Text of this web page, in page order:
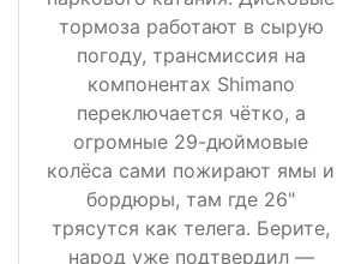
тормоза работают в сырую
погоду, трансмиссия на
компонентах Shimano
переключается чётко, а
огромные 29-дюймовые
колёса сами пожирают ямы и
бордюры, там где 26"
трясутся как телега. Берите,
народ уже подтвердил —